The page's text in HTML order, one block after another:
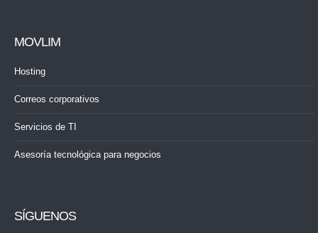
MOVLIM
Hosting
Correos corporativos
Servicios de TI
Asesoría tecnológica para negocios
SÍGUENOS